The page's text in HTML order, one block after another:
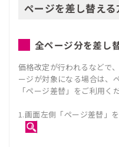
ページを差し替える
全ページ分を差し
価格改定が行われるなどで
ージが対象になる場合は、
「ページ差替」をご利用く
1.画面左側「ページ差替」を